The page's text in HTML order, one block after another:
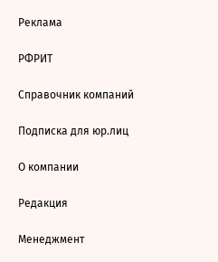
Реклама
РФРИТ
Справочник компаний
Подписка для юр.лиц
О компании
Редакция
Менеджмент